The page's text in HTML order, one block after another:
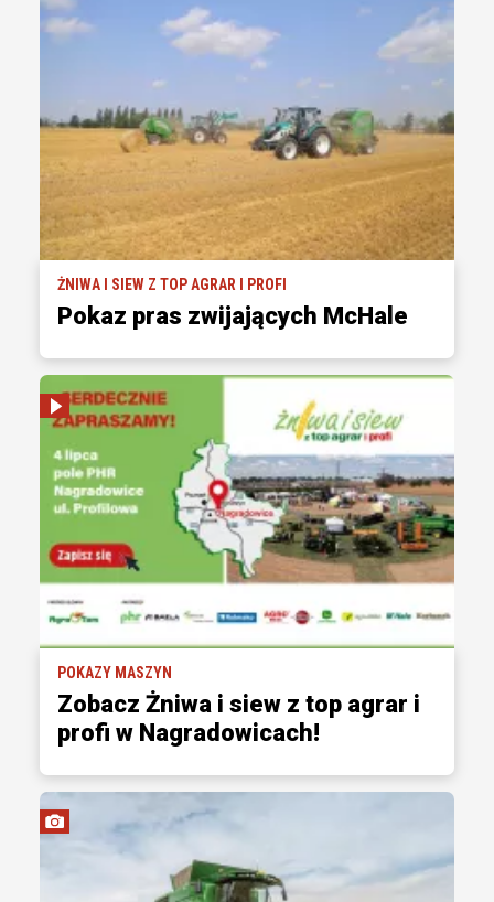
ŻNIWA I SIEW Z TOP AGRAR I PROFI
Pokaz pras zwijających McHale
POKAZY MASZYN
Zobacz Żniwa i siew z top agrar i
profi w Nagradowicach!